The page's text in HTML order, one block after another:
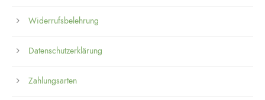
Widerrufsbelehrung
Datenschutzerklärung
Zahlungsarten